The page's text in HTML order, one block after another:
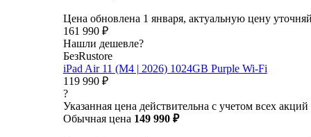
Цена обновлена 1 января, актуальную цену
161 990 ₽
Нашли дешевле?
БезRustore
iPad Air 11 (M4 | 2026) 1024GB Purple Wi-Fi
119 990 ₽
?
Указанная цена действительна с учетом всех акций
Обычная цена 149 990 ₽